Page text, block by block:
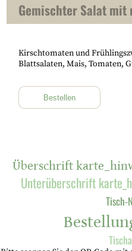
Gemischter Salat mit
Kirschtomaten und
Blattsalaten, Mais, Tomaten,
Bestellen
Überschrift
Unterüberschrift
Tisch-